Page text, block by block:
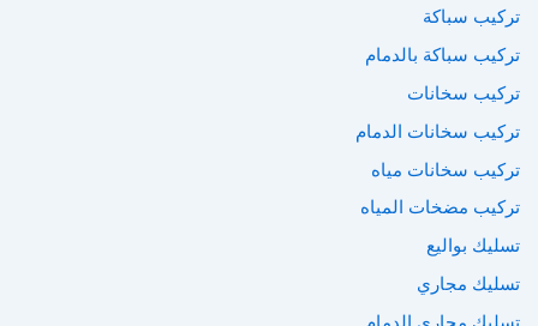
تركيب سباكة
تركيب سباكة بالدمام
تركيب سخانات
تركيب سخانات الدمام
تركيب سخانات مياه
تركيب مضخات المياه
تسليك بواليع
تسليك مجاري